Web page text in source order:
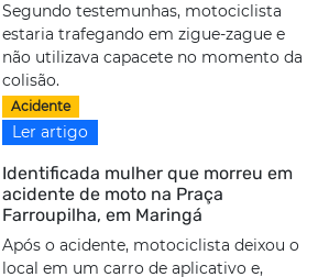
Segundo testemunhas, motociclista
estaria trafegando em zigue-zague e
não utilizava capacete no momento da
colisão.
Acidente
Ler artigo
Identificada mulher que morreu em
acidente de moto na Praça
Farroupilha, em Maringá
Após o acidente, motociclista deixou o
local em um carro de aplicativo e,